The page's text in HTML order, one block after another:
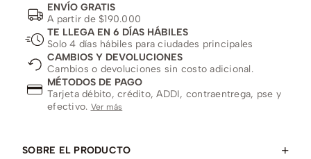
ENVÍO GRATIS
A partir de $190.000
TE LLEGA EN 6 DÍAS HÁBILES
Solo 4 días hábiles para ciudades principales
CAMBIOS Y DEVOLUCIONES
Cambios o devoluciones sin costo adicional.
MÉTODOS DE PAGO
Tarjeta débito, crédito, ADDI, contraentrega, pse y
efectivo. Ver más
SOBRE EL PRODUCTO +